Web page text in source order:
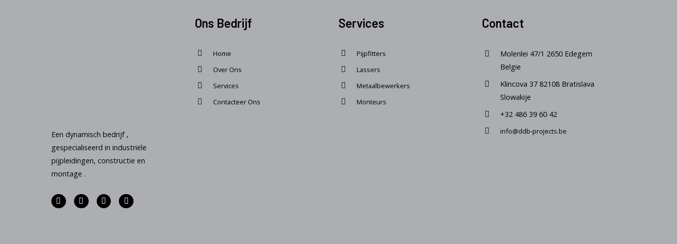
Een dynamisch bedrijf ,
gespecialiseerd in industriële
pijpleidingen, constructie en
montage .
Ons Bedrijf
Home
Over Ons
Services
Contacteer Ons
Services
Pijpfitters
Lassers
Metaalbewerkers
Monteurs
Contact
Molenlei 47/1 2650 Edegem
Belgie
Klincova 37 82108 Bratislava
Slowakije
+32 486 39 60 42
info@ddb-projects.be
WhatsApp